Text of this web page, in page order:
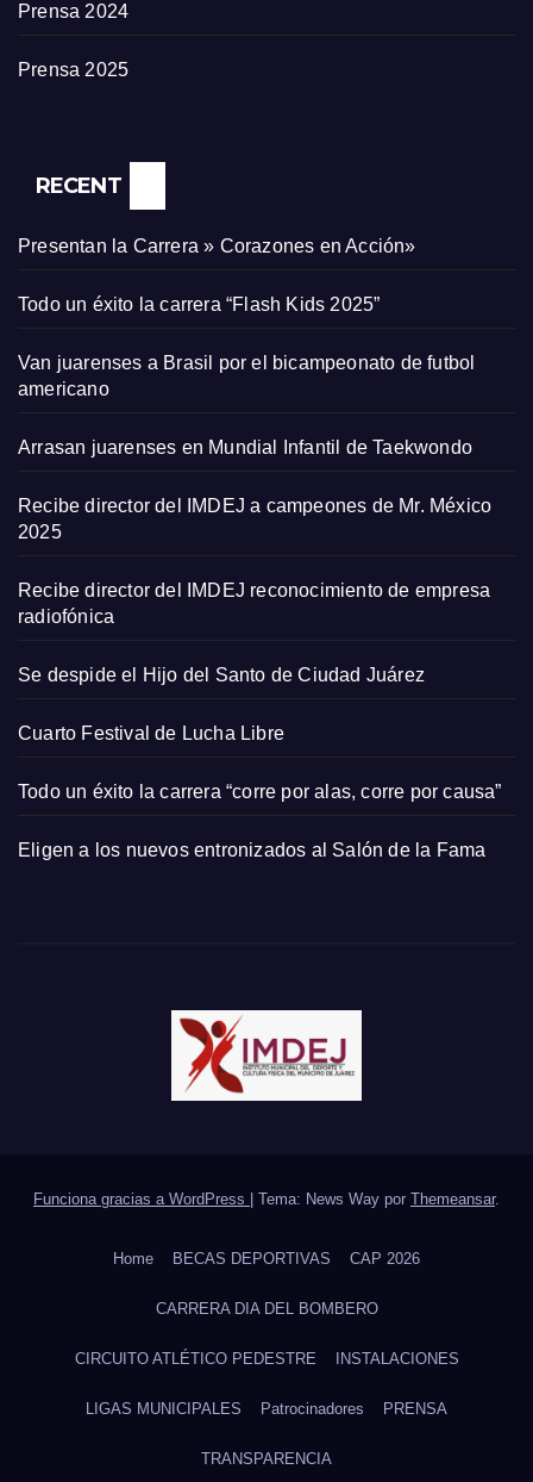
Prensa 2024
Prensa 2025
RECENT
Presentan la Carrera » Corazones en Acción»
Todo un éxito la carrera “Flash Kids 2025”
Van juarenses a Brasil por el bicampeonato de futbol
americano
Arrasan juarenses en Mundial Infantil de Taekwondo
Recibe director del IMDEJ a campeones de Mr. México
2025
Recibe director del IMDEJ reconocimiento de empresa
radiofónica
Se despide el Hijo del Santo de Ciudad Juárez
Cuarto Festival de Lucha Libre
Todo un éxito la carrera “corre por alas, corre por causa”
Eligen a los nuevos entronizados al Salón de la Fama
Funciona gracias a WordPress Tema: News Way por Themeansar.
Home BECAS DEPORTIVAS CAP 2026
CARRERA DIA DEL BOMBERO
CIRCUITO ATLÉTICO PEDESTRE INSTALACIONES
LIGAS MUNICIPALES Patrocinadores PRENSA
TRANSPARENCIA